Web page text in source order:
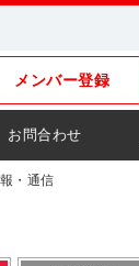
メンバー登録
お問合わせ
・通信